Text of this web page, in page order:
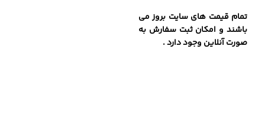
تمام قیمت های سایت بروز می
باشند و امکان ثبت سفارش به
صورت آنلاین وجود دارد .